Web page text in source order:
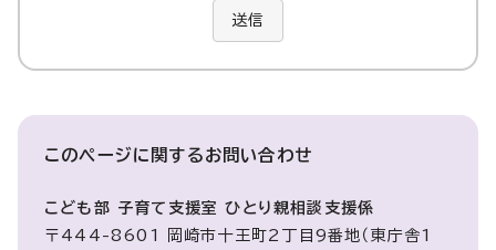
送信
このページに関するお問い合わせ
こども部 子育て支援室 ひとり親相談支援係
〒444-8601 岡崎市十王町2丁目9番地（東庁舎1